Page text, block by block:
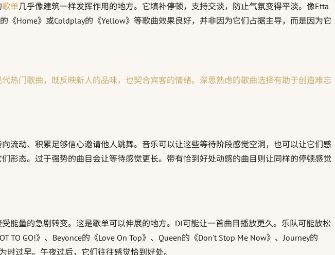
歌单几乎像建筑一样发挥作用的地方。它填补停顿，支持交谈，防止气氛变得平淡。像Etta
《Home》或Coldplay的《Yellow》等歌曲效果良好，并非因为它们占据主导，而是因为它
热门歌曲，既反映新人的品味，也契合宾客的情绪。深思熟虑的歌曲选择有助于创造难忘
流动、积累足够信心邀请他人跳舞。音乐可以让这些等待阶段感觉空洞，也可以让它们感
形态。过于强势的曲目会让等待感觉更长。带有恰到好处动感的曲目则让同样的停顿感觉
量的急剧转变。这是歌单可以伸展的地方。DJ可能让一首曲目播放更久。乐队可能放松
GO!》、Beyonce的《Love On Top》、Queen的《Don't Stop Me Now》、Journey的
时过早。午夜过后，它们往往感觉恰到好处。